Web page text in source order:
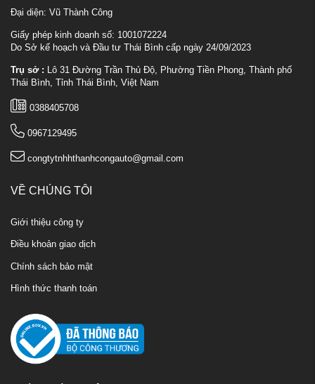
Đại diện: Vũ Thành Công
Giấy phép kinh doanh số: 1001072224
Do Sở kế hoạch và Đầu tư Thái Bình cấp ngày 24/09/2023
Trụ sở : Lô 31 Đường Trần Thủ Độ, Phường Tiền Phong, Thành phố
Thái Bình, Tỉnh Thái Bình, Việt Nam
0388405708
0967129495
congtytnhhthanhcongauto@gmail.com
VỀ CHÚNG TÔI
Giới thiệu công ty
Điều khoản giao dịch
Chính sách bảo mật
Hình thức thanh toán